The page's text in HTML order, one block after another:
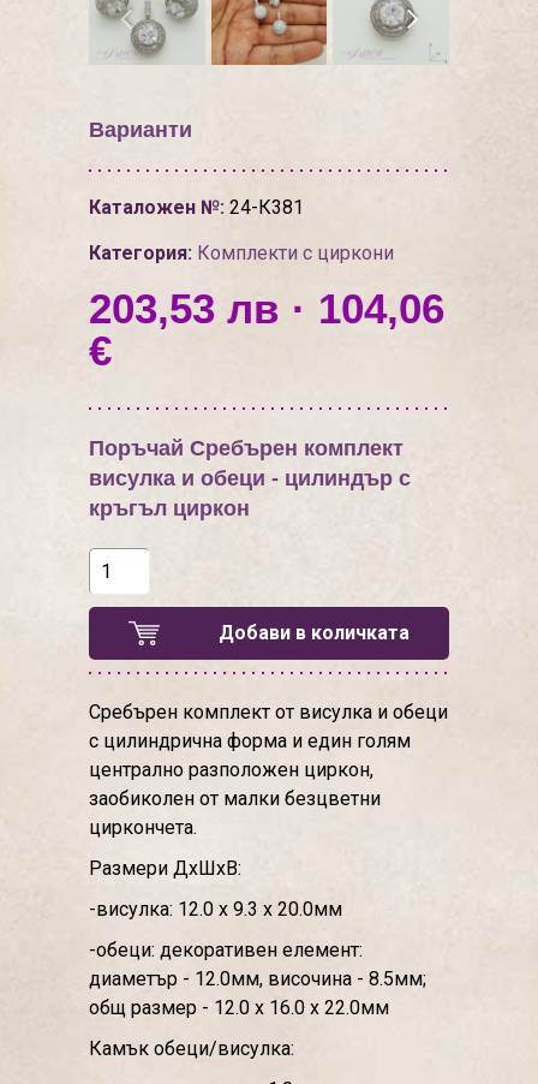
Варианти
Каталожен №: 24-К381
Категория: Комплекти с циркони
203,53 лв · 104,06
€
Поръчай Сребърен комплект
висулка и обеци - цилиндър с
кръгъл циркон
Добави в количката
Сребърен комплект от висулка и обеци
с цилиндрична форма и един голям
централно разположен циркон,
заобиколен от малки безцветни
циркончета.
Размери ДхШхВ:
-висулка: 12.0 х 9.3 х 20.0мм
-обеци: декоративен елемент:
диаметър - 12.0мм, височина - 8.5мм;
общ размер - 12.0 х 16.0 х 22.0мм
Камък обеци/висулка: